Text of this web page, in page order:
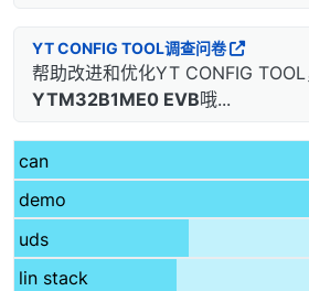
YT CONFIG TOOL调查问卷
帮助改进和优化YT CONFIG
YTM32B1ME0 EVB哦...
can
demo
uds
lin stack